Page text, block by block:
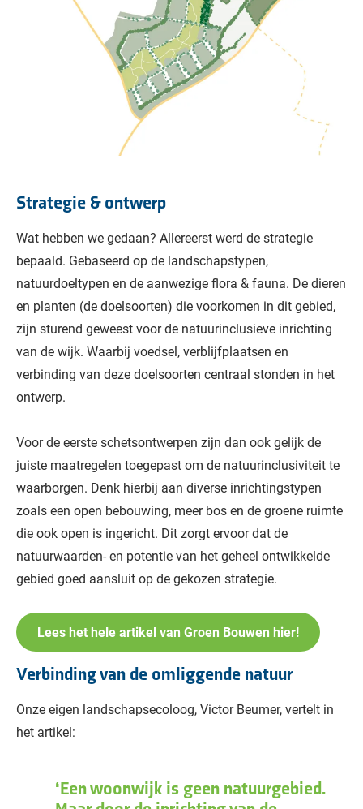
Strategie & ontwerp
Wat hebben we gedaan? Allereerst werd de strategie
bepaald. Gebaseerd op de landschapstypen,
natuurdoeltypen en de aanwezige flora & fauna. De dieren
en planten (de doelsoorten) die voorkomen in dit gebied,
zijn sturend geweest voor de natuurinclusieve inrichting
van de wijk. Waarbij voedsel, verblijfplaatsen en
verbinding van deze doelsoorten centraal stonden in het
ontwerp.
Voor de eerste schetsontwerpen zijn dan ook gelijk de
juiste maatregelen toegepast om de natuurinclusiviteit te
waarborgen. Denk hierbij aan diverse inrichtingstypen
zoals een open bebouwing, meer bos en de groene ruimte
die ook open is ingericht. Dit zorgt ervoor dat de
natuurwaarden- en potentie van het geheel ontwikkelde
gebied goed aansluit op de gekozen strategie.
Lees het hele artikel van Groen Bouwen hier!
Verbinding van de omliggende natuur
Onze eigen landschapsecoloog, Victor Beumer, vertelt in
het artikel:
Een woonwijk is geen natuurgebied.